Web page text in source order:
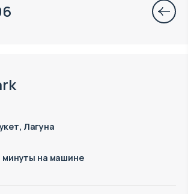
Лагуна
минуты на машине